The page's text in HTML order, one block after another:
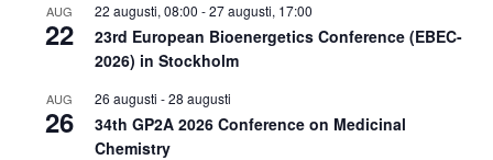
AUG
22
22 augusti, 08:00 -27 augusti, 17:00
23rd European Bioenergetics Conference (EBEC-
2026) in Stockholm
AUG
26
26 augusti -28 augusti
34th GP2A 2026 Conference on Medicinal
Chemistry